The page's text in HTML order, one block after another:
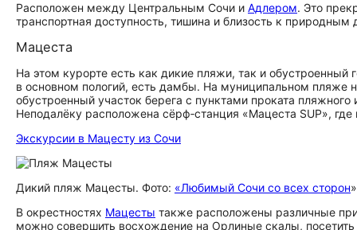
Расположен между Центральным Сочи и Адлером. Это
транспортная доступность, тишина и близость к природным
Мацеста
На этом курорте есть как дикие пляжи, так и
в основном пологий, есть дамбы. На муниципальном пляже
обустроенный участок берега с пунктами проката
Неподалёку расположена сёрф‑станция «Мацеста SUP»,
Экскурсии в Мацесту из Сочи
Дикий пляж Мацесты. Фото: «Любимый Сочи со всех сторон»
В окрестностях Мацесты также расположены различные
можно совершить восхождение на Орлиные скалы,